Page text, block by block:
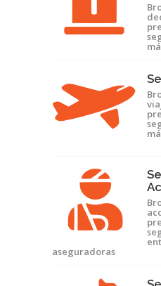
aseguradoras